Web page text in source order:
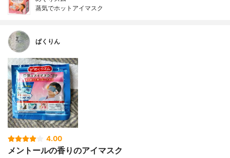
蒸気でホットアイマスク
ぱくりん
4.00
メントールの香りのアイマスク